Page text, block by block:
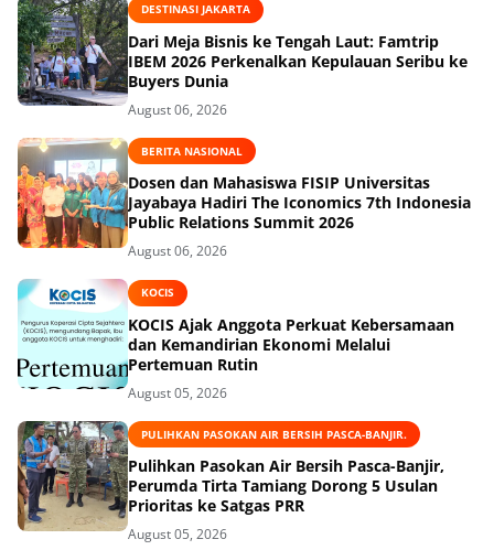
DESTINASI JAKARTA
Dari Meja Bisnis ke Tengah Laut: Famtrip
IBEM 2026 Perkenalkan Kepulauan Seribu ke
Buyers Dunia
August 06, 2026
BERITA NASIONAL
Dosen dan Mahasiswa FISIP Universitas
Jayabaya Hadiri The Iconomics 7th Indonesia
Public Relations Summit 2026
August 06, 2026
KOCIS
KOCIS Ajak Anggota Perkuat Kebersamaan
dan Kemandirian Ekonomi Melalui
Pertemuan Rutin
August 05, 2026
PULIHKAN PASOKAN AIR BERSIH PASCA-BANJIR.
Pulihkan Pasokan Air Bersih Pasca-Banjir,
Perumda Tirta Tamiang Dorong 5 Usulan
Prioritas ke Satgas PRR
August 05, 2026